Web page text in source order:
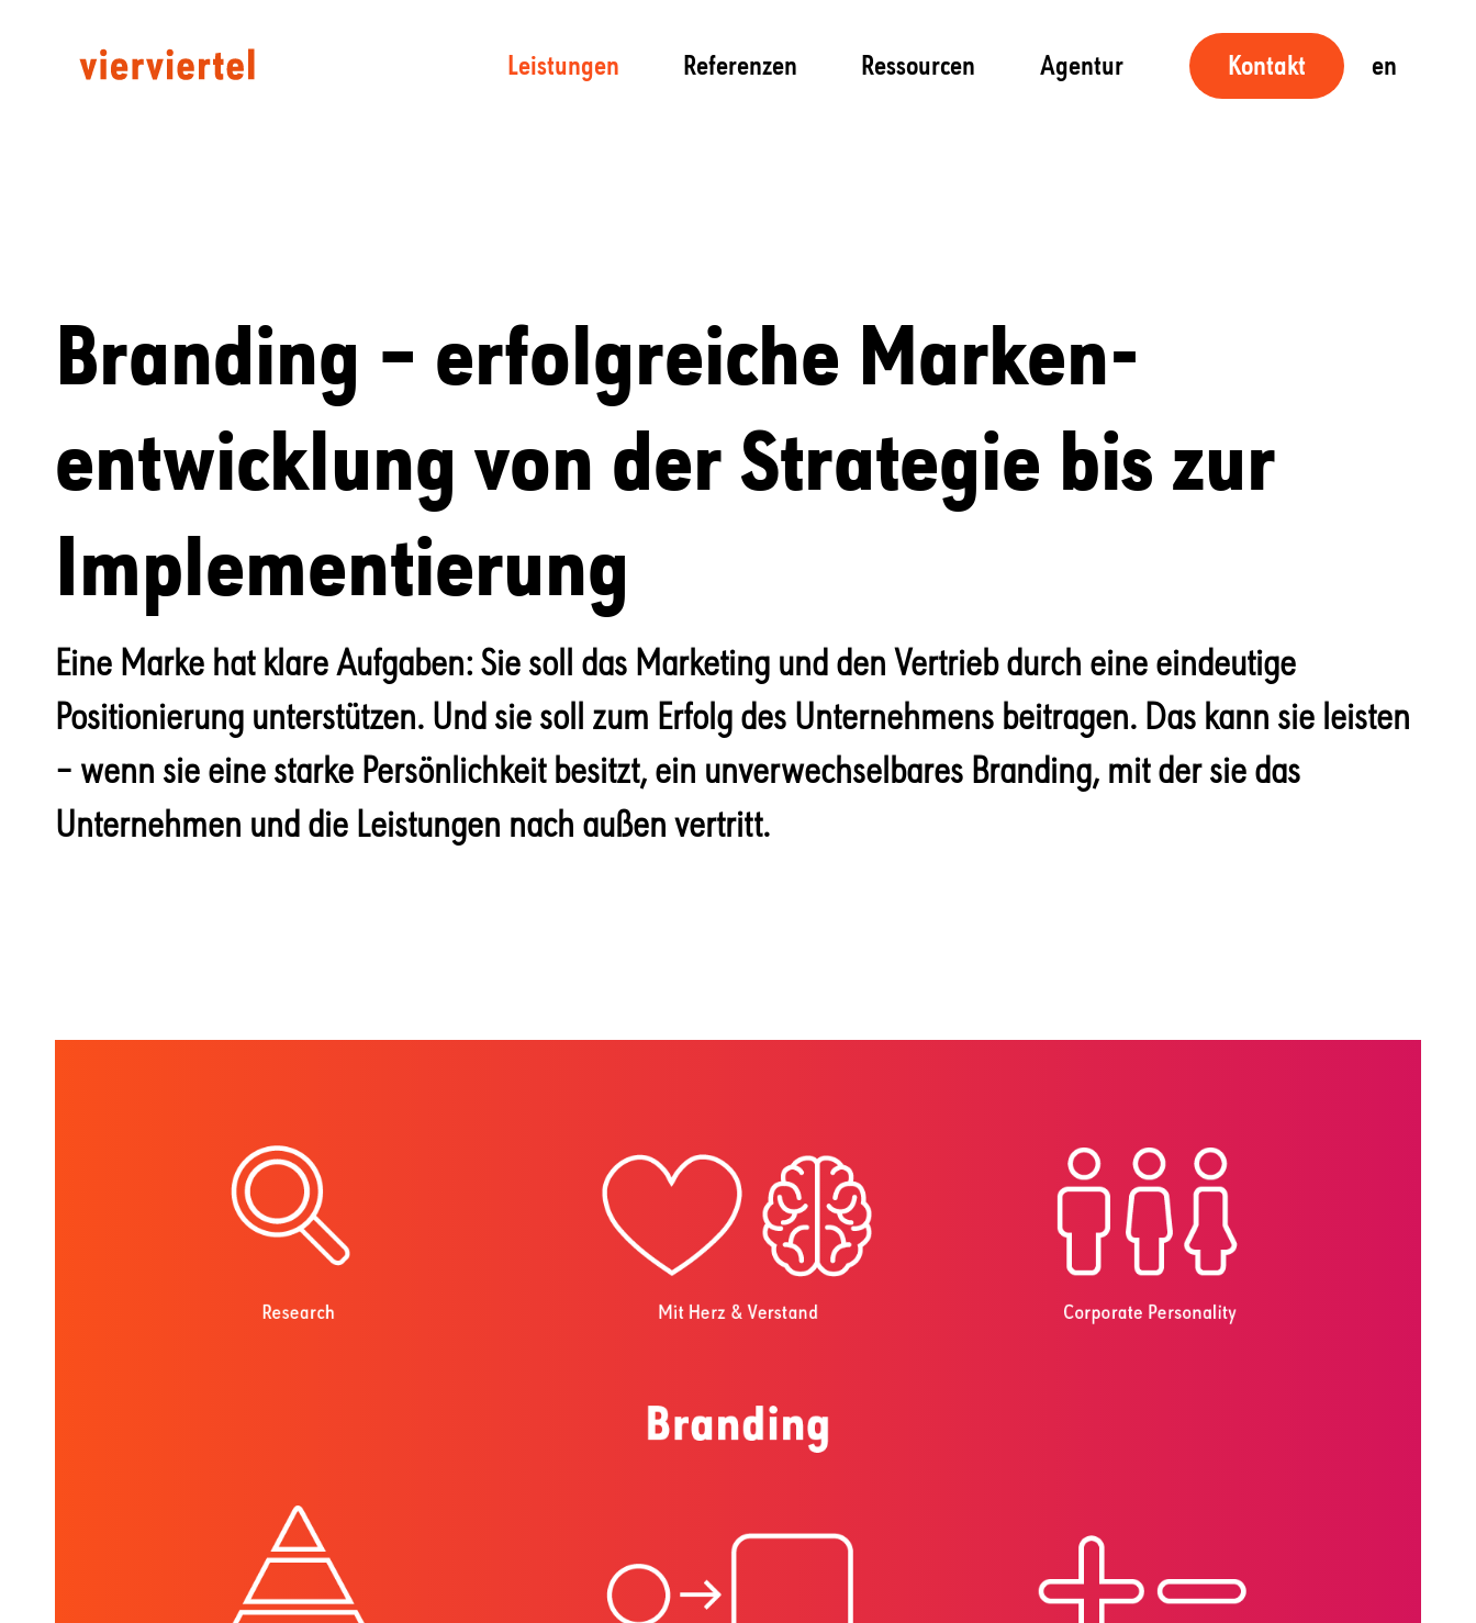
Leistungen Referenzen Ressourcen Agentur Kontakt en
Branding – erfolgreiche Marken­
entwicklung von der Strategie bis zur
Implementierung
Eine Marke hat klare Aufgaben: Sie soll das Marketing und den Vertrieb durch eine eindeutige
Positionierung unterstützen. Und sie soll zum Erfolg des Unternehmens beitragen. Das kann sie leisten
– wenn sie eine starke Persönlichkeit besitzt, ein unverwechselbares Branding, mit der sie das
Unternehmen und die Leistungen nach außen vertritt.